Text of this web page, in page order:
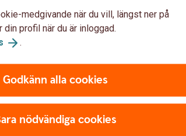
medgivande när du vill, längst ner på
profil när du är inloggad.
.
Godkänn alla cookies
nödvändiga cookies